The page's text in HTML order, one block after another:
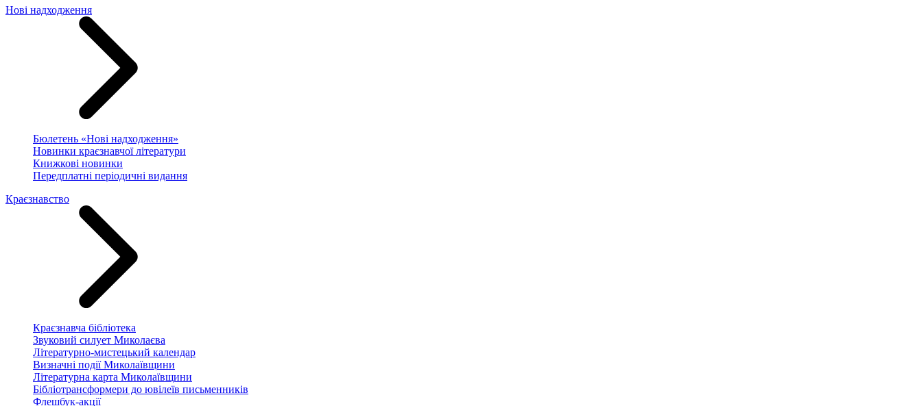
Нові надходження
Бюлетень «Нові надходження»
Новинки краєзнавчої літератури
Книжкові новинки
Передплатні періодичні видання
Краєзнавство
Краєзнавча бібліотека
Звуковий силует Миколаєва
Літературно-мистецький календар
Визначні події Миколаївщини
Літературна карта Миколаївщини
Бібліотрансформери до ювілеїв письменників
Флешбук-акції